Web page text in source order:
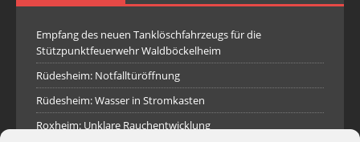
Empfang des neuen Tanklöschfahrzeugs für die
Stützpunktfeuerwehr Waldböckelheim
Rüdesheim: Notfalltüröffnung
Rüdesheim: Wasser in Stromkasten
Roxheim: Unklare Rauchentwicklung